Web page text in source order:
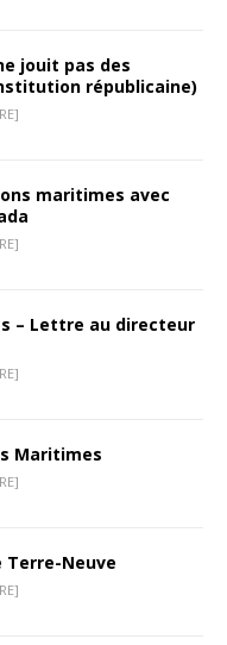
jouit pas des
républicaine)
maritimes avec
– Lettre au directeur
Maritimes
Terre-Neuve